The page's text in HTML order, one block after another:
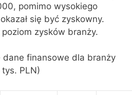
pomimo wysokiego
się być zyskowny.
zysków branży.
dane finansowe dla branży
PLN)